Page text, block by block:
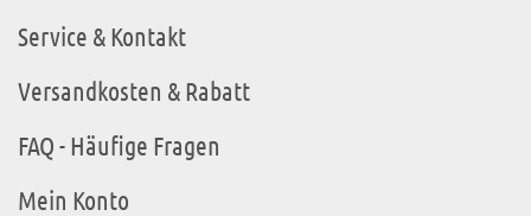
Service & Kontakt
Versandkosten & Rabatt
FAQ - Häufige Fragen
Mein Konto